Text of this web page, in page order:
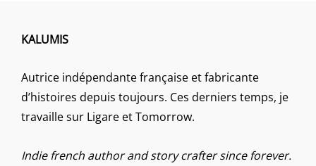
KALUMIS
Autrice indépendante française et fabricante
d’histoires depuis toujours. Ces derniers temps, je
travaille sur Ligare et Tomorrow.
Indie french author and story crafter since forever.